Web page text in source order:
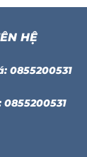
HỆ
0855200531